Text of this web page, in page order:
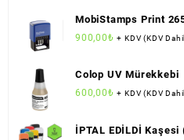
MobiStamps Print
900,00₺ + KDV (KDV Dahil
Colop UV Mürekkebi
600,00₺ + KDV (KDV Dahil
İPTAL EDİLDİ